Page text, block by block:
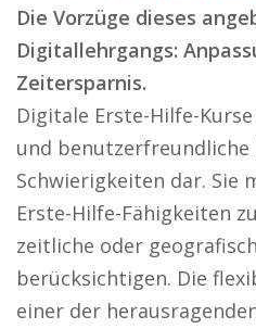
Die Vorzüge dieses
Digitallehrgangs:
Zeitersparnis.
Digitale Erste-Hilfe-
und benutzerfreundliche
Schwierigkeiten dar. Sie
Erste-Hilfe-Fähigkeiten
zeitliche oder
berücksichtigen. Die
einer der